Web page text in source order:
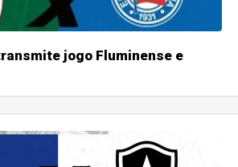
jogo Fluminense e